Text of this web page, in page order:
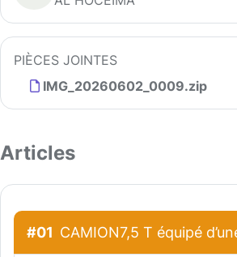
PIÈCES JOINTES
IMG_20260602_0009.zip
Articles
#01 CAMION7,5 T équipé